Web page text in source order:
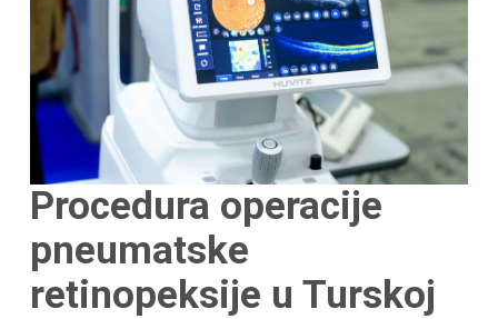
Procedura operacije
pneumatske
retinopeksije u Turskoj